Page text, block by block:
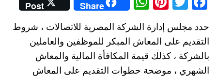
ce
bo
ok
wi
tte
r
nt
er
es
t
ha
ts
A
pp
Share
Post
حدد مجلس إدارة الشركة المصرية للاتصالات ، شروط
التقديم على المعاش المبكر للموظفين والعاملين
بالشركة ، كذلك قيمة المكافأة المالية والمعاش
الشهري ، موضحة حطوات التقديم على المعاش